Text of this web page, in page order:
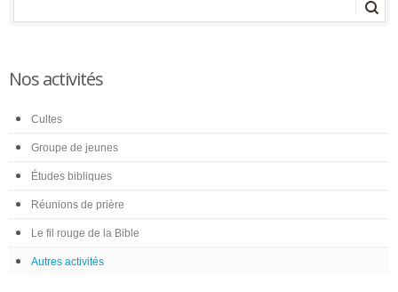
Nos activités
Cultes
Groupe de jeunes
Études bibliques
Réunions de prière
Le fil rouge de la Bible
Autres activités